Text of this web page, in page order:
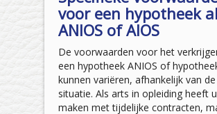
voor een hypotheek
ANIOS of AIOS
De voorwaarden voor het
een hypotheek ANIOS of
kunnen variëren, afhankelijk van de
situatie. Als arts in opleiding heeft
maken met tijdelijke contracten,